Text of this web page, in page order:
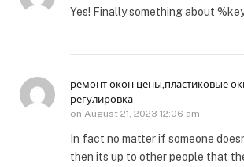
Yes! Finally something about
ремонт окон цены,пластиковые
регулировка
on August 21, 2023 12:06 am
In fact no matter if someone
then its up to other people that